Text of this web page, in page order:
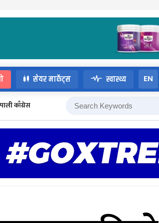
सेयर मार्केट्स स्वास्थ्य EN
काँग्रेस